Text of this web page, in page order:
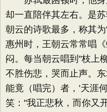
却一直陪伴其左右。是
朝云的诗歌最多，称其
惠州时，王朝云常常唱
闷。每当朝云唱到"枝上
不胜伤悲，哭而止声。
能竟（唱完）者，’天涯
笑："我正悲秋，而你又